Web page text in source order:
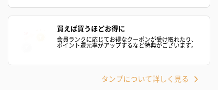
買えば買うほどお得に
会員ランクに応じてお得なクーポンが受け取れたり、
ポイント還元率がアップするなど特典がございます。
タンプについて詳しく見る